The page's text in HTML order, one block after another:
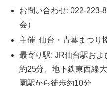
お問い合わせ: 022-223-
会）
主催: 仙台・青葉まつり
最寄り駅: JR仙台駅お
約25分、地下鉄東西線
園駅から徒歩約10分